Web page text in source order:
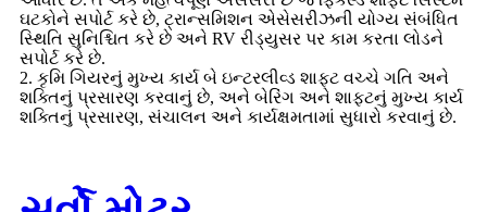
ઘટકોને સપોર્ટ કરે છે, ટ્રાન્સમિશન એસેસરીઝની યોગ્ય સંબંધિત
સ્થિતિ સુનિશ્ચિત કરે છે અને RV રીડ્યુસર પર કામ કરતા લોડને
સપોર્ટ કરે છે.
2. કૃમિ ગિયરનું મુખ્ય કાર્ય બે ઇન્ટરલીવ્ડ શાફ્ટ વચ્ચે ગતિ અને
શક્તિનું પ્રસારણ કરવાનું છે, અને બેરિંગ અને શાફ્ટનું મુખ્ય કાર્ય
શક્તિનું પ્રસારણ, સંચાલન અને કાર્યક્ષમતામાં સુધારો કરવાનું છે.